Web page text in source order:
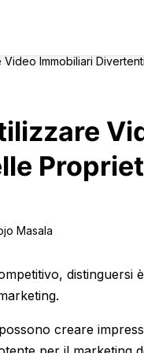
Video Immobiliari
Masala
creare